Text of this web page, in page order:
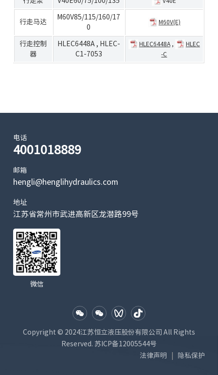
行走马达
M60V85/115/160/17
0
M60V(E)
行走控制
器
HLEC6448A
HLEC-
C1-7053
HLEC6448A,
HLEC
-C
电话
4001018889
邮箱
hengli@henglihydraulics.com
地址
江苏省常州市武进高新区龙潜路99号
微信
Copyright © 2024江苏恒立液压股份有限公司 All Rights
Reserved. 苏ICP备12005544号
法律声明
隐私保护